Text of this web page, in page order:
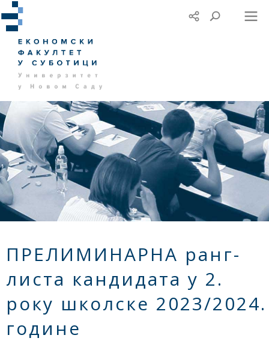
ПРЕЛИМИНАРНА ранг-
листа кандидата у 2.
року школске 2023/2024.
године